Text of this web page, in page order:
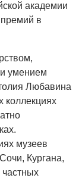
академии
премий в
умением
Любавина
коллекциях
музеев
Кургана,